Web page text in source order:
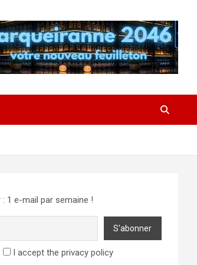
1 e-mail par semaine !
I accept the privacy policy